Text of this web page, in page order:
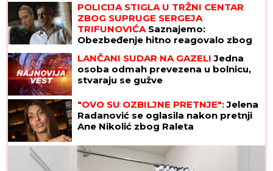
POLICIJA STIGLA U TRŽNI CENTAR
ZBOG SUPRUGE SERGEJA
TRIFUNOVIĆA Saznajemo:
Obezbeđenje hitno reagovalo zbog
SUMNJE NA KRAĐU, pa joj pisali
krivičnu prijavu
LANČANI SUDAR NA GAZELI Jedna
osoba odmah prevezena u bolnicu,
stvaraju se gužve
"OVO SU OZBILJNE PRETNJE":Jelena
Radanović se oglasila nakon pretnji
Ane Nikolić zbog Raleta